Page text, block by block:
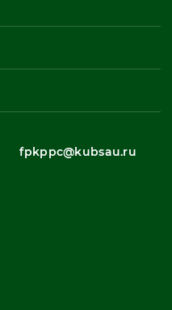
fpkppc@kubsau.ru